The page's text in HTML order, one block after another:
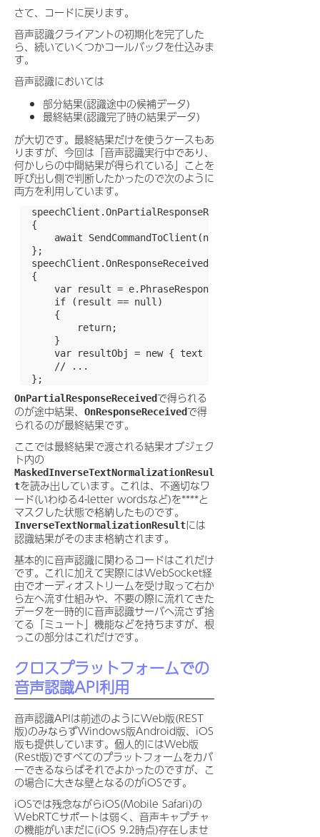
さて、コードに戻ります。
音声認識クライアントの初期化を完了した
ら、続いていくつかコールバックを仕込みま
す。
音声認識においては
部分結果(認識途中の候補データ)
最終結果(認識完了時の結果データ)
が大切です。最終結果だけを使うケースもあ
りますが、今回は「音声認識実行中であり、
何かしらの中間結果が得られている」ことを
呼び出し側で判断したかったので次のように
両方を利用しています。
speechClient.OnPartialResponseReceived += async
  {
await SendCommandToClient(new JsonCmd {
  };
speechClient.OnResponseReceived += async (sender,
  {
var result =
      if (result == null)
      {
          return;
      }
var resultObj = new { text =
      // ...
OnPartialResponseReceivedで得られる
のが途中結果、
OnResponseReceivedで得
られるのが最終結果です。
ここでは最終結果で渡される結果オブジェク
ト内の
MaskedInverseTextNormalizationResul
tを読み出しています。これは、不適切なワ
ード(いわゆる4-letter wordsなど)を****と
マスクした状態で格納したものです。
InverseTextNormalizationResultには
認識結果がそのまま格納されます。
基本的に音声認識に関わるコードはこれだけ
です。これに加えて実際にはWebSocket経
由でオーディオストリームを受け取って右か
ら左へ流す仕組みや、不要の際に流れてきた
データを一時的に音声認識サーバへ流さず捨
てる「ミュート」機能などを持ちますが、根
っこの部分はこれだけです。
クロスプラットフォームでの
音声認識API利用
音声認識APIは前述のようにWeb版(REST
版)のみならずWindows版Android版、iOS
版も提供しています。個人的にはWeb版
(Rest版)ですべてのプラットフォームをカバ
ーできるならばそれでよかったのですが、こ
の場合に大きな壁となるのがiOSです。
iOSでは残念ながらiOS(Mobile Safari)の
WebRTCサポートは弱く、音声キャプチャ
の機能がいまだに(iOS 9.2時点)存在しませ